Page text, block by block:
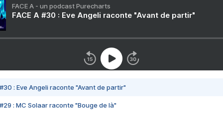
FACE A - un podcast Purecharts
FACE A #30 : Eve Angeli raconte "Avant de partir"
#30 : Eve Angeli raconte "Avant de partir"
#29 : MC Solaar raconte "Bouge de là"